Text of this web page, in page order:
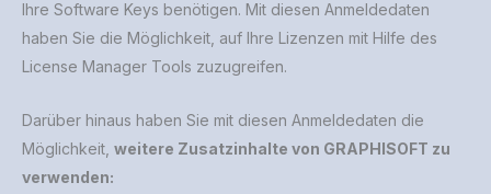
Ihre Software Keys benötigen. Mit diesen Anmeldedaten
haben Sie die Möglichkeit, auf Ihre Lizenzen mit Hilfe des
License Manager Tools zuzugreifen.
Darüber hinaus haben Sie mit diesen Anmeldedaten die
Möglichkeit, weitere Zusatzinhalte von GRAPHISOFT zu
verwenden: